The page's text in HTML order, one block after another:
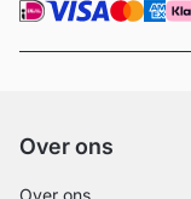
Over ons
Over ons